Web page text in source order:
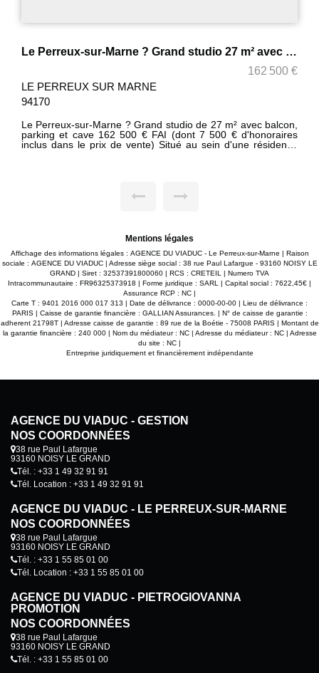
Le Perreux-sur-Marne ? Grand studio 27 m² avec balcon, parking, cave, ascenseur
162 500 €
LE PERREUX SUR MARNE
94170
Le Perreux-sur-Marne ? Grand studio de 27 m² avec balcon,
parking et cave 162 500 € FAI (dont 7 500 € d'honoraires
inclus dans le prix de vente) Situé au sein d'une résidence
son agencement optimisé. L'appartement se compose d'une
notamment la création d'un espace nuit distinct. Vous
profiterez également d'un agréable balcon de 5,06 m²,
parfait pour vos moments de détente. Une cave et une place
de parking privative complètent ce bien, des atouts
particulièrement appréciés au quotidien. Les atouts ?
Résidence de 1991 avec ascenseur ? Grand studio de 26,90
m² bien agencé ? loggia de 5,06 m² sans vis à vis ? Cave et
parking privatifs ? Cuisine ouverte sur une belle pièce de vie
? Chauffage individuel électrique ? Eau chaude individuelle
électrique ? DPE : D ? GES : B ? Charges de copropriété :
261,67 € par trimestre (environ 87 €/mois) Un emplacement
quartier agréable du Perreux-sur-Marne, vous bénéficierez
vente : 162 500 € (honoraires inclus). À visiter sans tarder !
Honoraires inclus de 5% TTC à la charge de l'acquéreur. Prix
hors honoraires 155 000 euros. Quote-part moyenne du
budget prévisionnel 1160euros/an. Aucune procédure n'est
en cours. Classe énergie D.
Mentions légales
Affichage des informations légales : AGENCE DU VIADUC - Le Perreux-sur-Marne | Raison
sociale : AGENCE DU VIADUC | Adresse siège social : 38 rue Paul Lafargue - 93160 NOISY LE
GRAND | Siret : 32537391800060 | RCS : CRETEIL | Numero TVA
Intracommunautaire : FR96325373918 | Forme juridique : SARL | Capital social : 7622,45€ |
Assurance RCP : NC |
Carte T : 9401 2016 000 017 313 | Date de délivrance : 0000-00-00 | Lieu de délivrance :
PARIS | Caisse de garantie financière : GALLIAN Assurances. | N° de caisse de garantie :
adherent 21798T | Adresse caisse de garantie : 89 rue de la Boétie - 75008 PARIS | Montant de
la garantie financière : 240 000 | Nom du médiateur : NC | Adresse du médiateur : NC | Adresse
du site : NC |
Entreprise juridiquement et financièrement indépendante
AGENCE DU VIADUC - GESTION
NOS COORDONNÉES
38 rue Paul Lafargue
93160 NOISY LE GRAND
Tél. : +33 1 49 32 91 91
Tél. Location : +33 1 49 32 91 91
AGENCE DU VIADUC - LE PERREUX-SUR-MARNE
NOS COORDONNÉES
38 rue Paul Lafargue
93160 NOISY LE GRAND
Tél. : +33 1 55 85 01 00
Tél. Location : +33 1 55 85 01 00
AGENCE DU VIADUC - PIETROGIOVANNA
PROMOTION
NOS COORDONNÉES
38 rue Paul Lafargue
93160 NOISY LE GRAND
Tél. : +33 1 55 85 01 00